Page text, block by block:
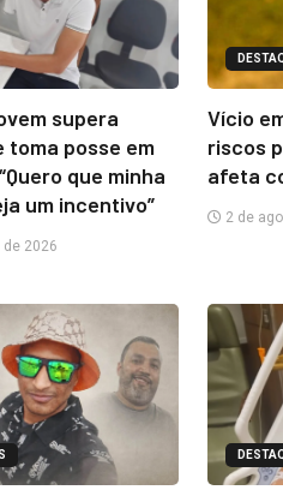
supera
toma posse em
que minha
um incentivo”
2026
Vício
riscos
afeta
2 de